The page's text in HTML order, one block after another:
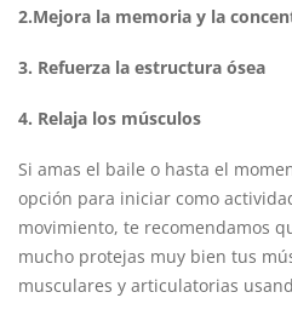
2.Mejora la memoria y la
3. Refuerza la estructura ósea
4. Relaja los músculos
Si amas el baile o hasta el
opción para iniciar como
movimiento, te recomendamos
mucho protejas muy bien tus
musculares y articulatorias